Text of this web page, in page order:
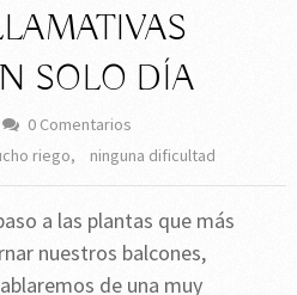
SOLO DÍA
0 Comentarios
riego, ninguna dificultad
a las plantas que más
nuestros balcones,
de una muy